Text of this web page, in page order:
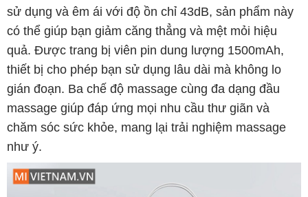
sử dụng và êm ái với độ ồn chỉ 43dB, sản phẩm này
có thể giúp bạn giảm căng thẳng và mệt mỏi hiệu
quả. Được trang bị viên pin dung lượng 1500mAh,
thiết bị cho phép bạn sử dụng lâu dài mà không lo
gián đoạn. Ba chế độ massage cùng đa dạng đầu
massage giúp đáp ứng mọi nhu cầu thư giãn và
chăm sóc sức khỏe, mang lại trải nghiệm massage
như ý.